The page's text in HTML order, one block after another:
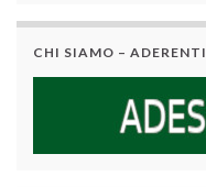
CHI SIAMO – ADERENTI